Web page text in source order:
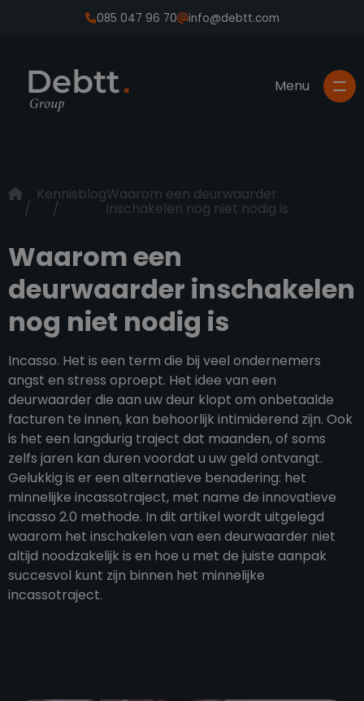
085 047 96 70 info@debtt.com
KennisblogWaarom een deurwaarder
inschakelen nog niet nodig is
Waarom een
deurwaarder inschakelen
nog niet nodig is
Incasso. Het is een term die bij veel ondernemers
angst en stress oproept. Het idee van een
deurwaarder die aan uw deur klopt om onbetaalde
facturen te innen, kan behoorlijk intimiderend zijn. Ook
is het een langdurig traject dat maanden, of soms
zelfs jaren kan duren voordat u uw geld ontvangt.
Gelukkig is er een alternatieve benadering: het
minnelijke incassotraject, met name de innovatieve
incasso 2.0 methode. In dit artikel wordt uitgelegd
waarom het inschakelen van een deurwaarder niet
altijd noodzakelijk is en hoe u met de juiste aanpak
succesvol kunt zijn binnen het minnelijke
incassotraject.